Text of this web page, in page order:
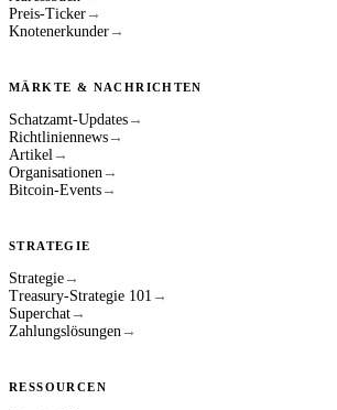
Preis-Ticker →
Knotenerkunder →
MÄRKTE & NACHRICHTEN
Schatzamt-Updates →
Richtliniennews →
Artikel →
Organisationen →
Bitcoin-Events →
STRATEGIE
Strategie →
Treasury-Strategie 101 →
Superchat →
Zahlungslösungen →
RESSOURCEN